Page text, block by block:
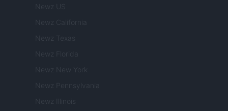
Newz US
Newz California
Newz Texas
Newz Florida
Newz New York
Newz Pennsylvania
Newz Illinois